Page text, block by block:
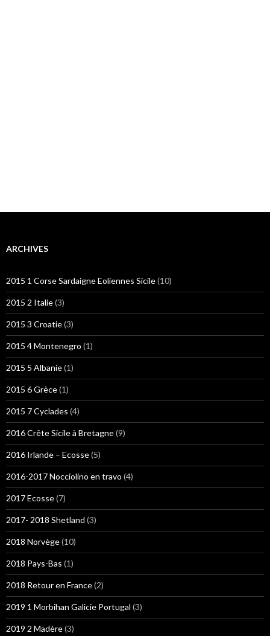
ARCHIVES
2015 1 Corse Sardaigne Eoliennes Sicile(10)
2015 2 Italie(3)
2015 3 Croatie(3)
2015 4 Montenegro (1)
2015 5 Albanie(1)
2015 6 Grèce(1)
2015 7 Cyclades (4)
2016 Crête Sicile à Bretagne(9)
2016 Irlande – Ecosse(5)
2016-2017 Nocciolino en travo (4)
2017 Ecosse(7)
2017- 2018 Shetland (3)
2018 Norvège(10)
2018 Pays-Bas (1)
2018 Retour en France(2)
2019 1 Morbihan Galicie Portugal (3)
2019 2 Madère(3)